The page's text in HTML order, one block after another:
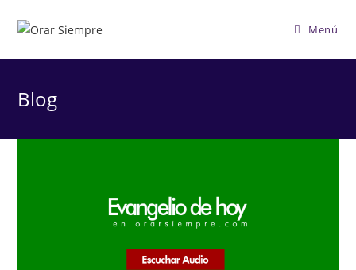
Menú
Blog